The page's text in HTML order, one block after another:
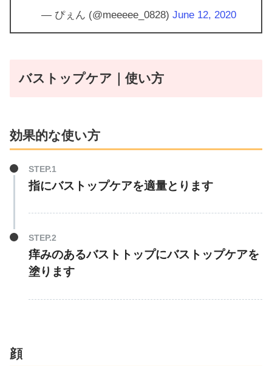
— ぴぇん (@meeeee_0828) June 12, 2020
バストップケア｜使い方
効果的な使い方
指にバストップケアを適量とります
痒みのあるバストトップにバストップケアを
塗ります
顔